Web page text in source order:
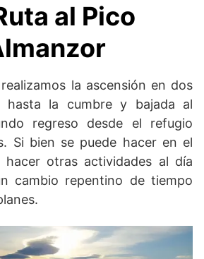
al Pico
la ascensión en dos
hasta la cumbre y bajada al
regreso desde el refugio
Si bien se puede hacer en el
hacer otras actividades al día
cambio repentino de tiempo